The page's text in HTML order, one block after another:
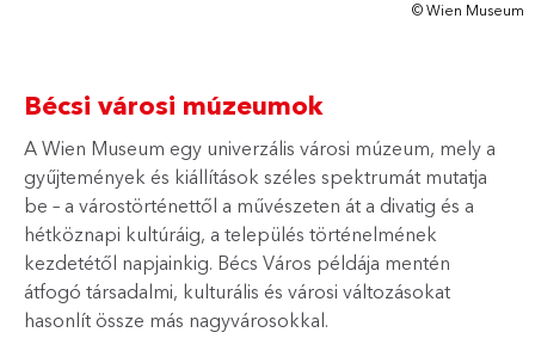
© Wien Museum
Bécsi városi múzeumok
A Wien Museum egy univerzális városi múzeum, mely a
gyűjtemények és kiállítások széles spektrumát mutatja
be – a várostörténettől a művészeten át a divatig és a
hétköznapi kultúráig, a település történelmének
kezdetétől napjainkig. Bécs Város példája mentén
átfogó társadalmi, kulturális és városi változásokat
hasonlít össze más nagyvárosokkal.